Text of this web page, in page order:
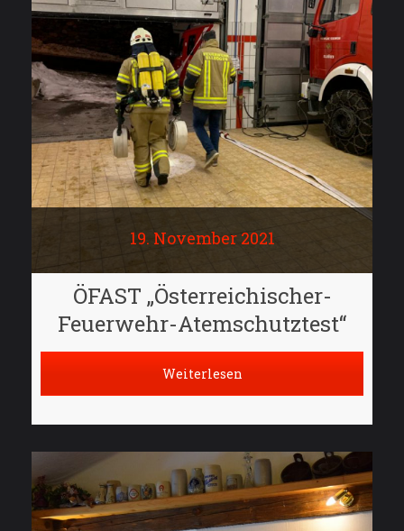
19. November 2021
ÖFAST „Österreichischer-
Feuerwehr-Atemschutztest“
Weiterlesen